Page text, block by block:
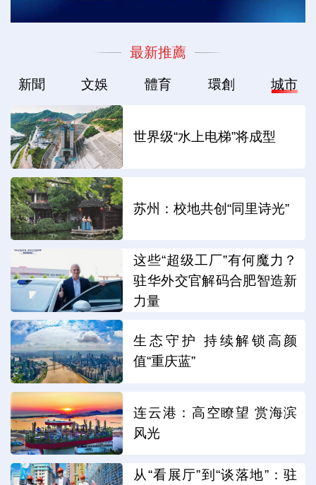
最新推薦
新聞 文娛 體育 環創 城市
世界级“水上电梯”将成型
苏州：校地共创“同里诗光”
这些“超级工厂”有何魔力？
驻华外交官解码合肥智造新
力量
生态守护 持续解锁高颜
值“重庆蓝”
连云港：高空瞭望 赏海滨
风光
从“看展厅”到“谈落地”：驻